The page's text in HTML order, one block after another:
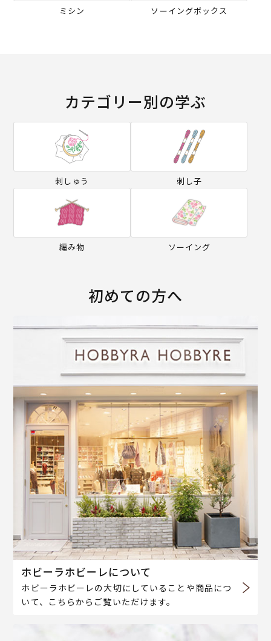
ミシン ソーイングボックス
カテゴリー別の学ぶ
刺しゅう 刺し子
編み物 ソーイング
初めての方へ
ホビーラホビーレについて
ホビーラホビーレの大切にしていることや商品につ
いて、こちらからご覧いただけます。